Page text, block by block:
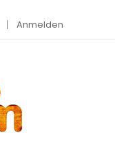
Anmelden